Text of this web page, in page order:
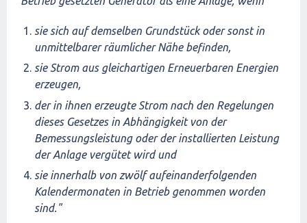
sie sich auf demselben Grundstück oder sonst in
unmittelbarer räumlicher Nähe befinden,
sie Strom aus gleichartigen Erneuerbaren Energien
erzeugen,
der in ihnen erzeugte Strom nach den Regelungen
dieses Gesetzes in Abhängigkeit von der
Bemessungsleistung oder der installierten Leistung
der Anlage vergütet wird und
sie innerhalb von zwölf aufeinanderfolgenden
Kalendermonaten in Betrieb genommen worden
sind."